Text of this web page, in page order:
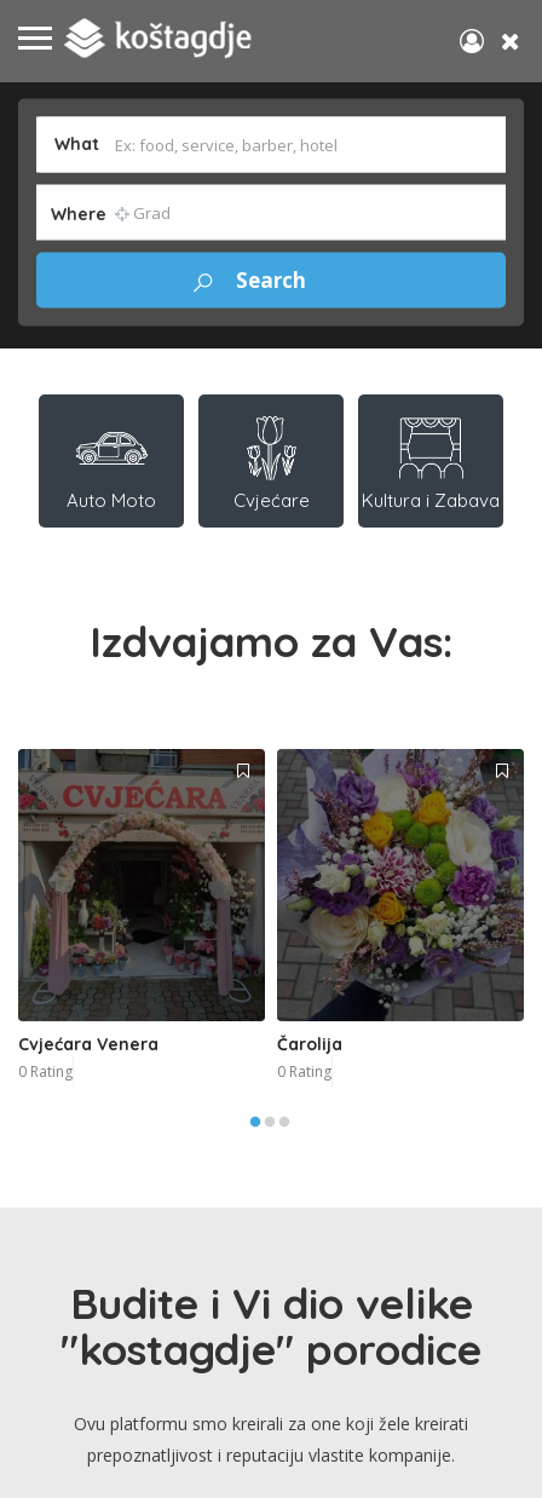
What
Where
Auto Moto Cvjećare Kultura i Zabava
Izdvajamo za Vas:
Cvjećara Venera
0 Rating
Čarolija
0 Rating
Budite i Vi dio velike
"kostagdje" porodice
Ovu platformu smo kreirali za one koji žele kreirati
prepoznatljivost i reputaciju vlastite kompanije.